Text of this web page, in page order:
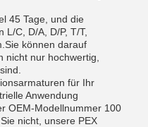
45 Tage, und die
L/C, D/A, D/P, T/T,
können darauf
nicht nur hochwertig,
für Ihr
Anwendung
OEM-Modellnummer 100
nicht, unsere PEX